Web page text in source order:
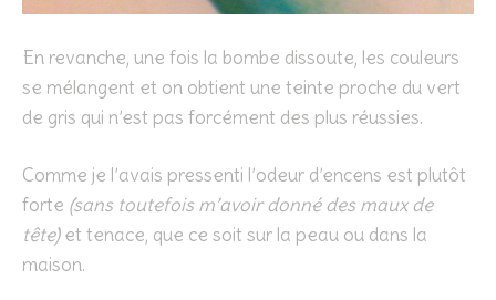
En revanche, une fois la bombe dissoute, les couleurs
se mélangent et on obtient une teinte proche du vert
de gris qui n’est pas forcément des plus réussies.
Comme je l’avais pressenti l’odeur d’encens est plutôt
forte (sans toutefois m’avoir donné des maux de
tête)et tenace, que ce soit sur la peau ou dans la
maison.